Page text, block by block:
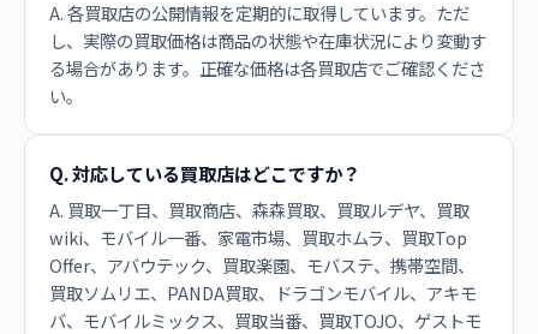
A. 各買取店の公開情報を定期的に取得しています。ただ
し、実際の買取価格は商品の状態や在庫状況により変動す
る場合があります。正確な価格は各買取店でご確認くださ
い。
Q. 対応している買取店はどこですか？
A. 買取一丁目、買取商店、森森買取、買取ルデヤ、買取
wiki、モバイル一番、家電市場、買取ホムラ、買取Top
Offer、アバウテック、買取楽園、モバステ、携帯空間、
買取ソムリエ、PANDA買取、ドラゴンモバイル、アキモ
バ、モバイルミックス、買取当番、買取TOJO、ゲストモ